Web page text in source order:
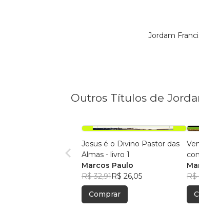
Jordam
Outros Títulos de
Jesus é o Divino Pastor das
Almas - livro 1
Marcos Paulo
R$ 32,91R$ 26,05
Comprar
R$